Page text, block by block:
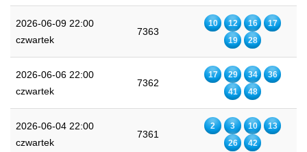
2026-06-09 22:00
czwartek
7363
10 12 16
17
19
28
2026-06-06 22:00
czwartek
7362
17 29 34
36
41
48
2026-06-04 22:00
czwartek
7361
2 3 10
13
26
42